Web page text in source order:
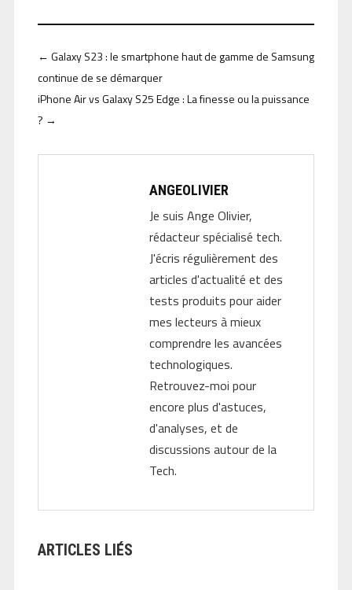
← Galaxy S23 : le smartphone haut de gamme de Samsung
continue de se démarquer
iPhone Air vs Galaxy S25 Edge : La finesse ou la puissance
? →
ANGEOLIVIER
Je suis Ange Olivier,
rédacteur spécialisé tech.
J'écris régulièrement des
articles d'actualité et des
tests produits pour aider
mes lecteurs à mieux
comprendre les avancées
technologiques.
Retrouvez-moi pour
encore plus d'astuces,
d'analyses, et de
discussions autour de la
Tech.
ARTICLES LIÉS